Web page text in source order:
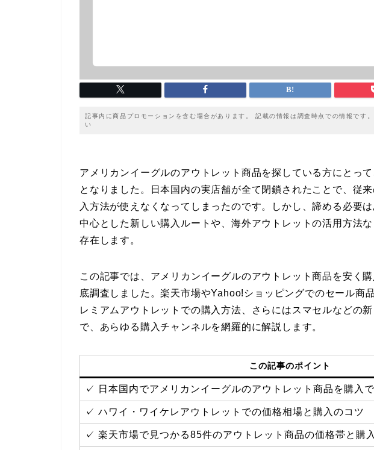
記事内に商品プロモーションを含む場合があります。 記載の情報は調査時点での情報です
い
アメリカンイーグルのアウトレット商品を探している方にとっ
となりました。日本国内の実店舗が全て閉鎖されたことで、従
入方法が使えなくなってしまったのです。しかし、諦める必要
中心とした新しい購入ルートや、海外アウトレットの活用方法
存在します。
この記事では、アメリカンイーグルのアウトレット商品を安く
底調査しました。楽天市場やYahoo!ショッピングでのセール商
レミアムアウトレットでの購入方法、さらにはスマセルなどの
で、あらゆる購入チャンネルを網羅的に解説します。
この記事のポイント
✓ 日本国内でアメリカンイーグルのアウトレット商品を購入
✓ ハワイ・ワイケレアウトレットでの価格相場と購入のコツ
✓ 楽天市場で見つかる85件のアウトレット商品の価格帯と購